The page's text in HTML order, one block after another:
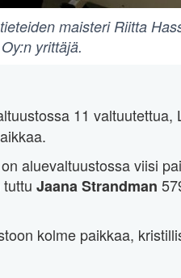
maisteri Riitta
yrittäjä.
11 valtuutettua,
aluevaltuustossa viisi
Jaana Strandman
kolme paikkaa,